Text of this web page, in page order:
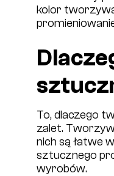
kolor
To, dlaczego
zalet.
nich są łatwe
sztucznego
wyrobów.